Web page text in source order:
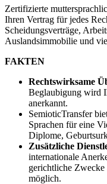
Zertifizierte
Ihren Vertrag für jedes
Scheidungsverträge,
Auslandsimmobilie und
FAKTEN
Rechtswirksame
Beglaubigung wird
anerkannt.
SemioticTransfer
Sprachen für eine
Diplome,
Zusätzliche
internationale
gerichtliche
möglich.